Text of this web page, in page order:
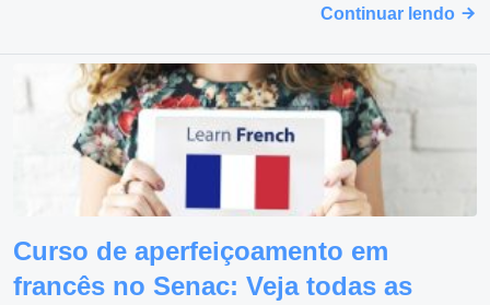
Continuar lendo
Curso de aperfeiçoamento em
francês no Senac: Veja todas as